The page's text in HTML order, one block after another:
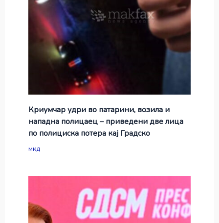
Криумчар удри во патарини, возила и
нападна полицаец – приведени две лица
по полициска потера кај Градско
мкд